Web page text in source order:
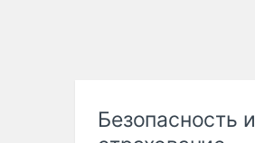
Безопасность и